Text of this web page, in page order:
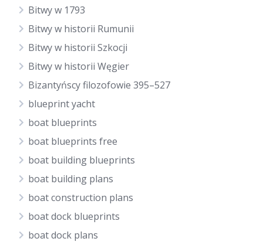
Bitwy w 1793
Bitwy w historii Rumunii
Bitwy w historii Szkocji
Bitwy w historii Węgier
Bizantyńscy filozofowie 395–527
blueprint yacht
boat blueprints
boat blueprints free
boat building blueprints
boat building plans
boat construction plans
boat dock blueprints
boat dock plans